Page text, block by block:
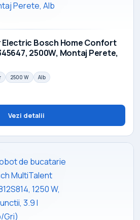
Electric Bosch Home Confort
2500W, Montaj Perete,
2500 W Alb
Vezi detalii